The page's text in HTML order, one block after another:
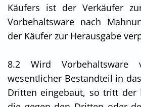
Käufers ist der Verkäufer
Vorbehaltsware nach
der Käufer zur Herausgabe
8.2 Wird Vorbehaltsware
wesentlicher Bestandteil in
Dritten eingebaut, so tritt der